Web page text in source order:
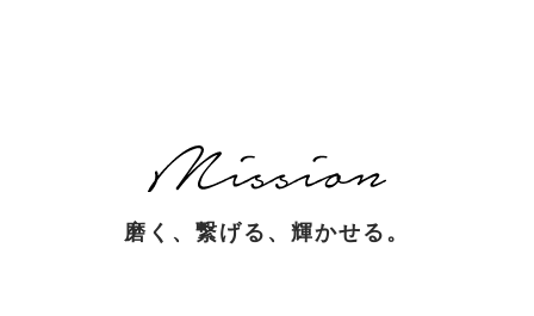
磨く、繋げる、輝かせる。